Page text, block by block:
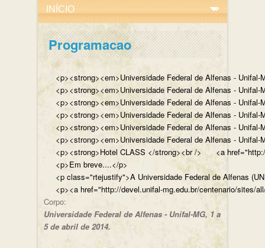
Programacao
<p><strong><em>Universidade Federal de Alfenas -
<p><strong><em>Universidade Federal de Alfenas -
<p><strong><em>Universidade Federal de Alfenas -
<p><strong><em>Universidade Federal de Alfenas -
<p><strong><em>Universidade Federal de Alfenas -
<p><strong><em>Universidade Federal de Alfenas -
<p><strong>Hotel CLASS </strong><br /> <a
<p>Em breve....</p>
<p class="rtejustify">A Universidade Federal de Alfenas
<p><a href="http://devel.unifal-mg.edu.br/centenario/sites/
Corpo:
Universidade Federal de Alfenas - Unifal-MG, 1 a
5 de abril de 2014.